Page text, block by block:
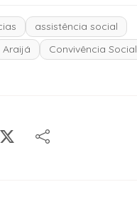
assistência social
Araijá
Convivência Social